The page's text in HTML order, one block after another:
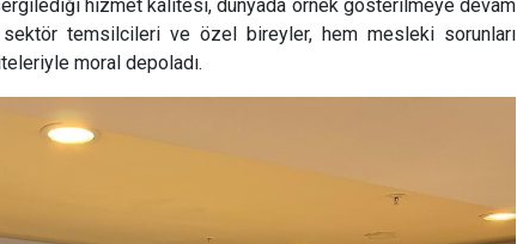
hizmet kalitesi, dünyada örnek gösterilmeye devam
sektör temsilcileri ve özel bireyler, hem mesleki sorunları
moral depoladı.